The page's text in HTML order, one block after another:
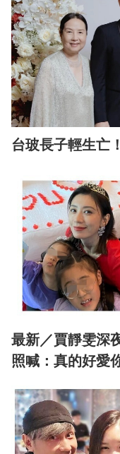
台玻長子輕生亡
最新／賈靜雯深
照喊：真的好愛